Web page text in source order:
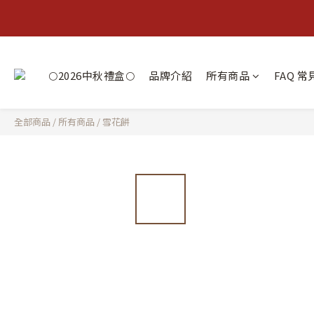
🌕2026中秋禮盒🌕 品牌介紹 所有商品 FAQ 常
全部商品 / 所有商品 /雪花餅